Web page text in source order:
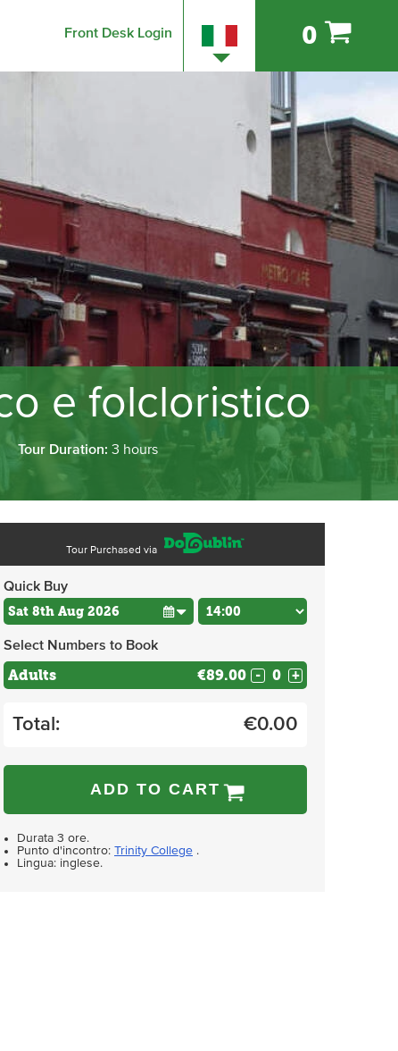
Front Desk Login 0
e folcloristico
Tour Duration:3 hours
Tour Purchased via
Quick Buy
Select Numbers to Book
Adults €89.00 - +
Total: €0.00
ADD TO CART
Durata 3 ore.
Punto d'incontro: Trinity College .
Lingua: inglese.